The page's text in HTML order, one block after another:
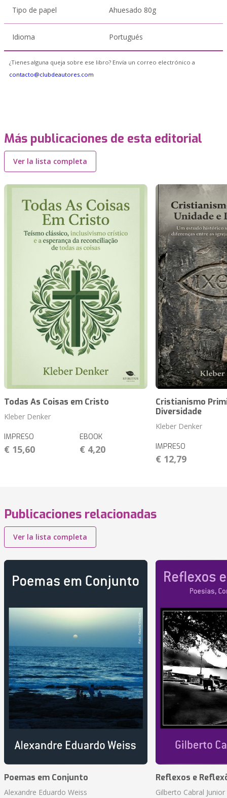
Tipo de papel Ahuesado 80g
Idioma Portugués
¿Tienes alguna queja sobre ese libro? Envía un correo electrónico a
contacto@clubdeautores.com
Más publicaciones de esta editorial
Ver la lista completa
Todas As Coisas em Cristo
Kleber Denker
IMPRESO
€ 15,60
EBOOK
€ 4,20
Cristianismo
Diversidade
Kleber Denker
IMPRESO
€ 12,79
Publicaciones relacionadas
Ver la lista completa
Poemas em Conjunto
Alexandre Eduardo Weiss
Reflexos e
Gilberto Cabral Junior